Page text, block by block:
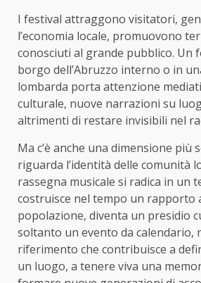
I festival attraggono visitatori,
l’economia locale, promuovono
conosciuti al grande pubblico. Un
borgo dell’Abruzzo interno o in
lombarda porta attenzione
culturale, nuove narrazioni su
altrimenti di restare invisibili nel
Ma c’è anche una dimensione più
riguarda l’identità delle comunità
rassegna musicale si radica in un
costruisce nel tempo un rapporto
popolazione, diventa un presidio
soltanto un evento da calendario,
riferimento che contribuisce a
un luogo, a tenere viva una